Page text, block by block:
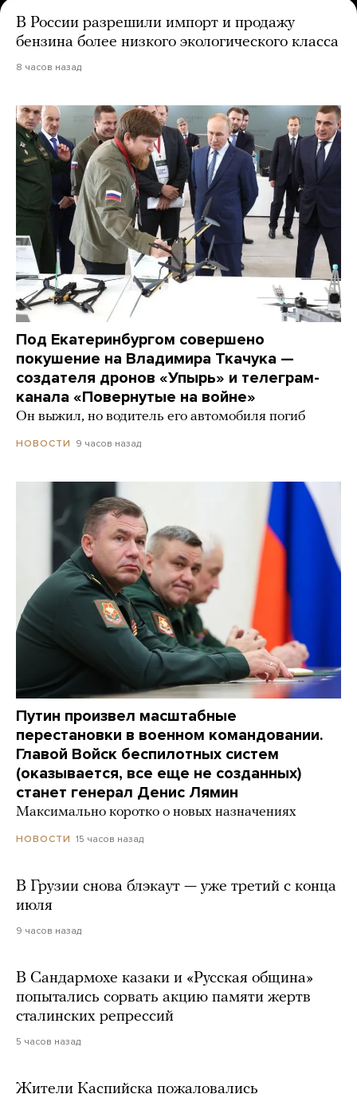
В России разрешили импорт и продажу
бензина более низкого экологического класса
8 часов назад
Под Екатеринбургом совершено
покушение на Владимира Ткачука —
создателя дронов «Упырь» и телеграм-
канала «Повернутые на войне»
Он выжил, но водитель его автомобиля погиб
НОВОСТИ 9 часов назад
Путин произвел масштабные
перестановки в военном командовании.
Главой Войск беспилотных систем
(оказывается, все еще не созданных)
станет генерал Денис Лямин
Максимально коротко о новых назначениях
НОВОСТИ 15 часов назад
В Грузии снова блэкаут — уже третий с конца
июля
9 часов назад
В Сандармохе казаки и «Русская община»
попытались сорвать акцию памяти жертв
сталинских репрессий
5 часов назад
Жители Каспийска пожаловались